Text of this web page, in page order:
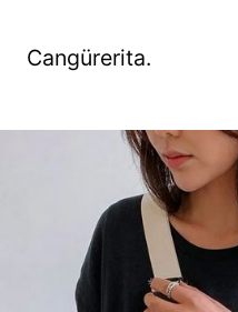
Cangürerita.